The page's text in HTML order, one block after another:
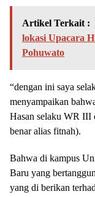
Artikel Terkait :
lokasi Upacara
Pohuwato
“dengan ini saya
menyampaikan
Hasan selaku WR III
benar alias fitnah).
Bahwa di kampus
Baru yang
yang di berikan